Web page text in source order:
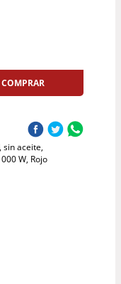
COMPRAR
sin aceite,
W, Rojo